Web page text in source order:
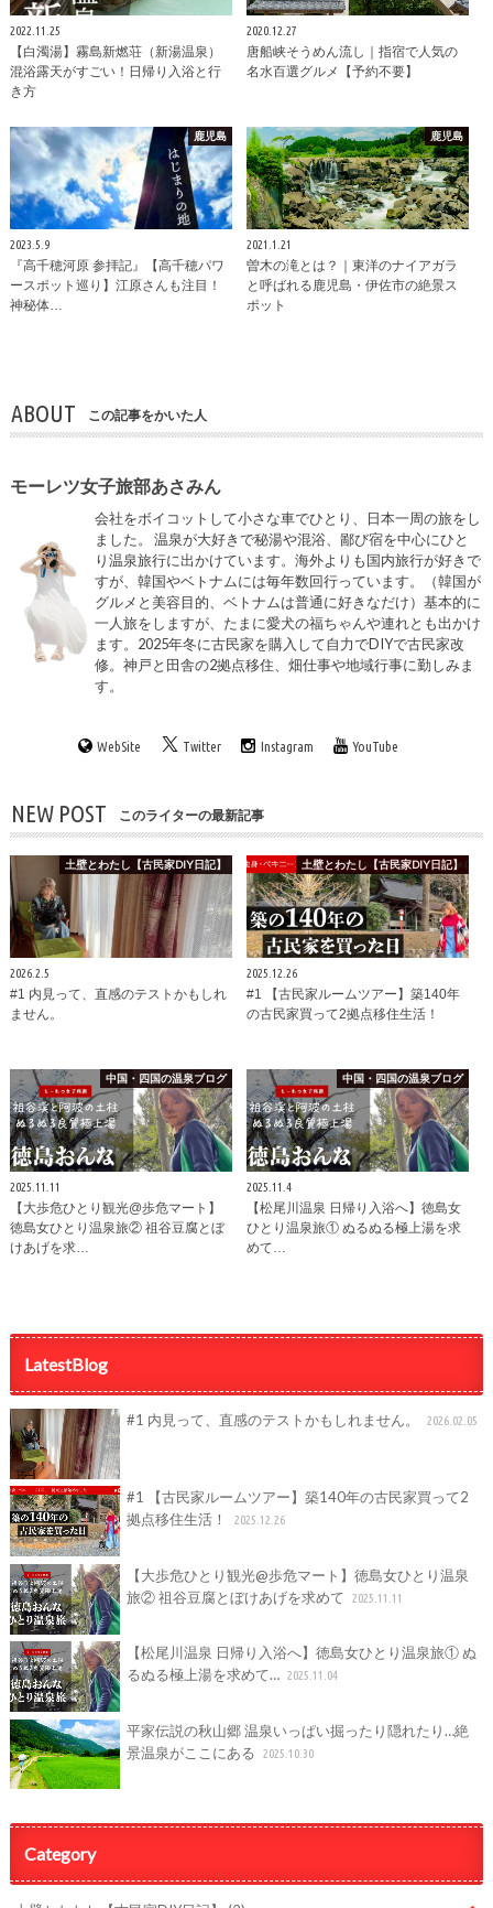
2022.11.25
【白濁湯】霧島新燃荘（新湯温泉）
混浴露天がすごい！日帰り入浴と行
き方
2020.12.27
唐船峡そうめん流し｜指宿で人気の
名水百選グルメ【予約不要】
鹿児島
2023.5.9
『高千穂河原 参拝記』【高千穂パワ
ースポット巡り】江原さんも注目！
神秘体…
鹿児島
2021.1.21
曽木の滝とは？｜東洋のナイアガラ
と呼ばれる鹿児島・伊佐市の絶景ス
ポット
ABOUT この記事をかいた人
モーレツ女子旅部あさみん
会社をボイコットして小さな車でひとり、日本一周の旅をし
ました。 温泉が大好きで秘湯や混浴、鄙び宿を中心にひと
り温泉旅行に出かけています。海外よりも国内旅行が好きで
すが、韓国やベトナムには毎年数回行っています。（韓国が
グルメと美容目的、ベトナムは普通に好きなだけ）基本的に
一人旅をしますが、たまに愛犬の福ちゃんや連れとも出かけ
ます。2025年冬に古民家を購入して自力でDIYで古民家改
修。神戸と田舎の2拠点移住、畑仕事や地域行事に勤しみま
す。
WebSite Twitter Instagram YouTube
NEW POST このライターの最新記事
土壁とわたし【古民家DIY日記】
2026.2.5
#1 内見って、直感のテストかもしれ
ません。
土壁とわたし【古民家DIY日記】
2025.12.26
#1 【古民家ルームツアー】築140年
の古民家買って2拠点移住生活！
中国・四国の温泉ブログ
2025.11.11
【大歩危ひとり観光@歩危マート】
徳島女ひとり温泉旅② 祖谷豆腐とぼ
けあげを求…
中国・四国の温泉ブログ
2025.11.4
【松尾川温泉 日帰り入浴へ】徳島女
ひとり温泉旅① ぬるぬる極上湯を求
めて…
LatestBlog
#1 内見って、直感のテストかもしれません。 2026.02.05
#1 【古民家ルームツアー】築140年の古民家買って2
拠点移住生活！
2025.12.26
【大歩危ひとり観光@歩危マート】徳島女ひとり温泉
旅② 祖谷豆腐とぼけあげを求めて
2025.11.11
【松尾川温泉 日帰り入浴へ】徳島女ひとり温泉旅① ぬ
るぬる極上湯を求めて… 2025.11.04
平家伝説の秋山郷 温泉いっぱい掘ったり隠れたり…絶
景温泉がここにある
2025.10.30
Category